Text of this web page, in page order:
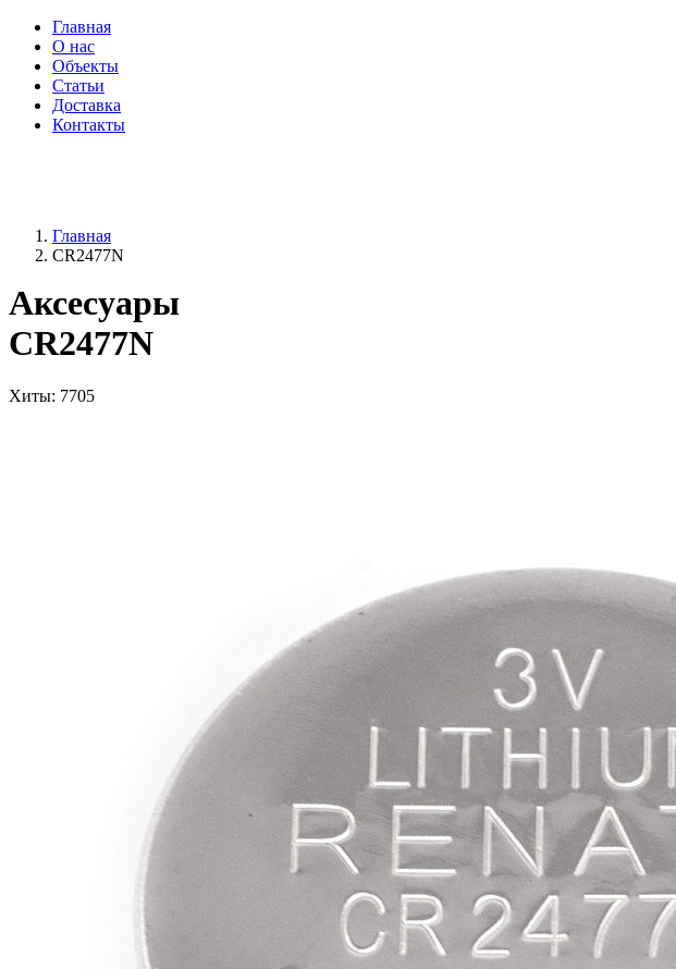
Главная
О нас
Объекты
Статьи
Доставка
Контакты
Главная
CR2477N
Аксесуары
CR2477N
Хиты: 7705